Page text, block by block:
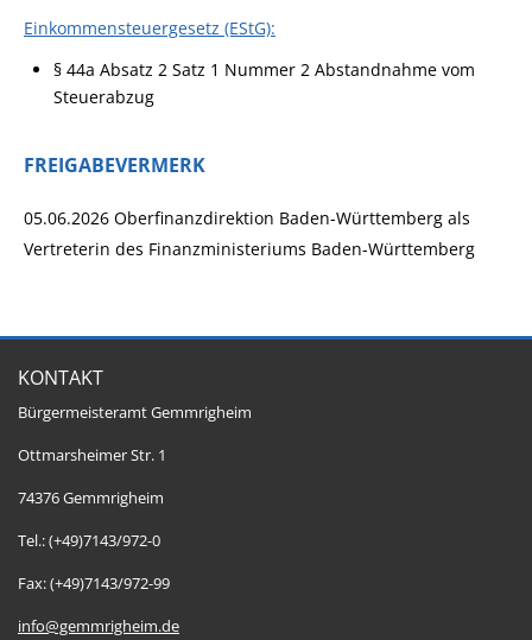
Einkommensteuergesetz (EStG):
§ 44a Absatz 2 Satz 1 Nummer 2 Abstandnahme vom
Steuerabzug
FREIGABEVERMERK
05.06.2026 Oberfinanzdirektion Baden-Württemberg als
Vertreterin des Finanzministeriums Baden-Württemberg
KONTAKT
Bürgermeisteramt Gemmrigheim
Ottmarsheimer Str. 1
74376 Gemmrigheim
Tel.: (+49)7143/972-0
Fax: (+49)7143/972-99
info@gemmrigheim.de